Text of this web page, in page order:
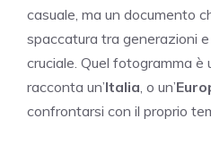
casuale, ma un documento
spaccatura tra generazioni
cruciale. Quel fotogramma
racconta un’Italia , o un’
confrontarsi con il proprio